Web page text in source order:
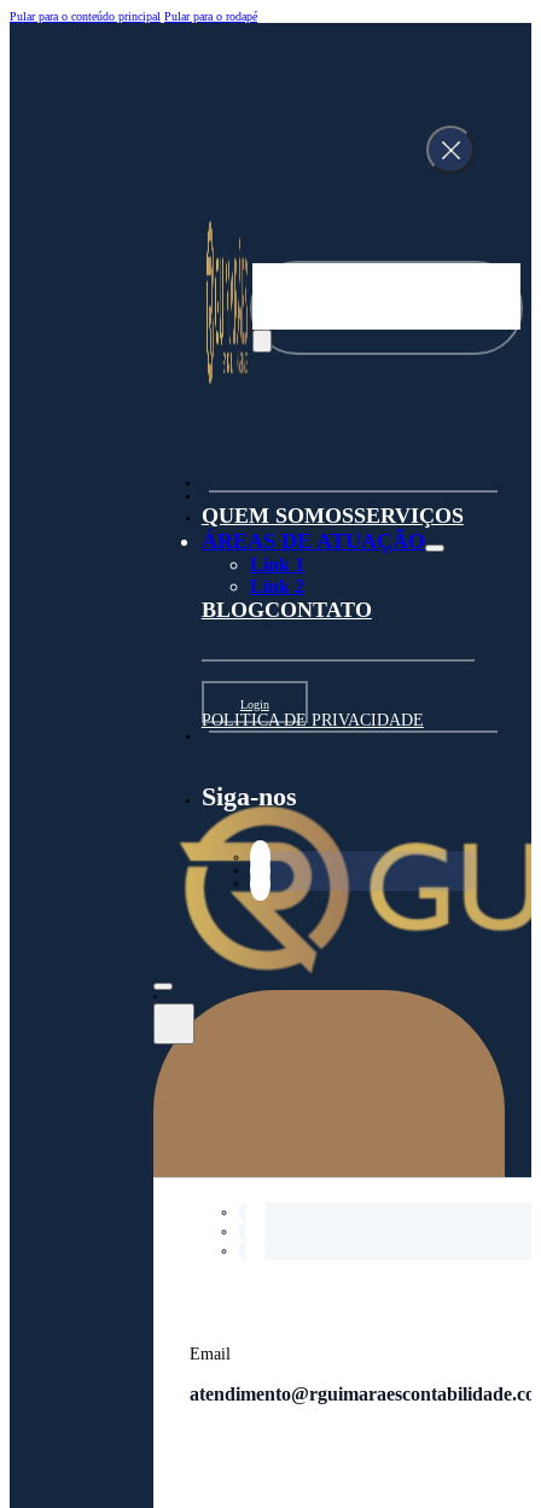
Pular para o conteúdo principal Pular para o rodapé
QUEM SOMOSSERVIÇOS
ÁREAS DE ATUAÇÃO
Link 1
Link 2
BLOGCONTATO
Login
POLITICA DE PRIVACIDADE
Siga-nos
Email